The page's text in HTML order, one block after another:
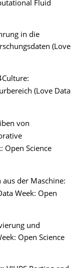
Fluid
in die
(Love
(Love Data
von
Open Science
der Maschine:
Week: Open
und
Open Science